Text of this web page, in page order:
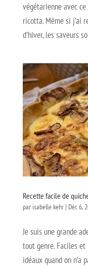
végétarienne avec
ricotta. Même si j’ai
d’hiver, les saveurs
Recette facile de
par isabelle kehr| Déc 6,
Je suis une grande
tout genre. Faciles
idéaux quand on n’a